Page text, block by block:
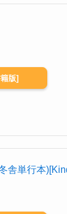
版]
舎単行本